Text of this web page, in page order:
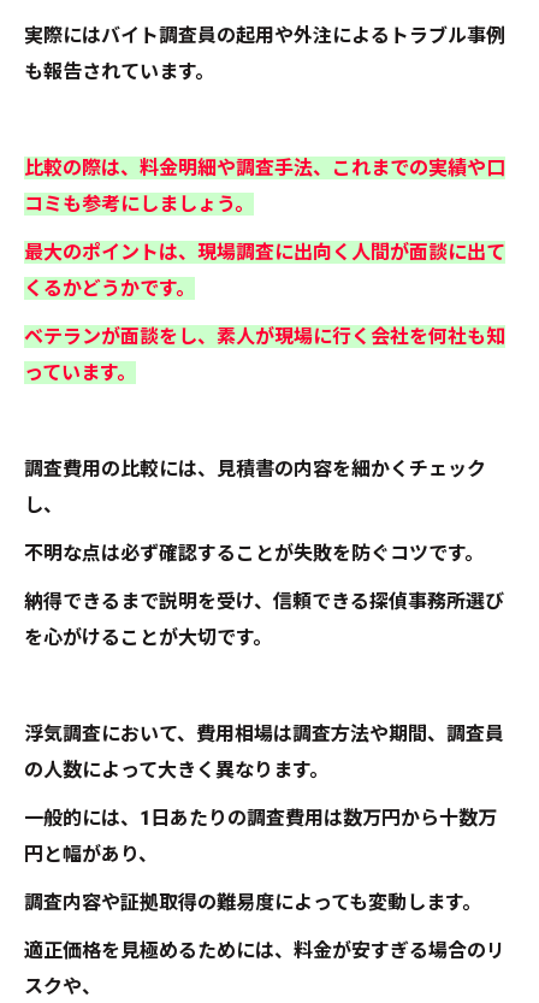
実際にはバイト調査員の起用や外注によるトラブル事例
も報告されています。
比較の際は、料金明細や調査手法、これまでの実績や口
コミも参考にしましょう。
最大のポイントは、現場調査に出向く人間が面談に出て
くるかどうかです。
ベテランが面談をし、素人が現場に行く会社を何社も知
っています。
調査費用の比較には、見積書の内容を細かくチェック
し、
不明な点は必ず確認することが失敗を防ぐコツです。
納得できるまで説明を受け、信頼できる探偵事務所選び
を心がけることが大切です。
浮気調査において、費用相場は調査方法や期間、調査員
の人数によって大きく異なります。
一般的には、1日あたりの調査費用は数万円から十数万
円と幅があり、
調査内容や証拠取得の難易度によっても変動します。
適正価格を見極めるためには、料金が安すぎる場合のリ
スクや、